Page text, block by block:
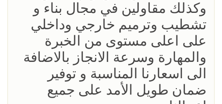
وكذلك مقاولين في مجال بناء و
تشطيب وترميم خارجي وداخلي
على اعلى مستوى من الخبرة
والمهارة وسرعة الانجاز بالاضافة
الى اسعارنا المناسبة و توفير
ضمان طويل الأمد على جميع